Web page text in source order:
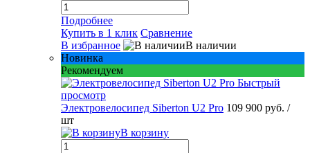
Подробнее
Купить в 1 клик Сравнение
В избранное
В наличии
Новинка
Рекомендуем
Быстрый
просмотр
Электровелосипед Siberton U2 Pro 109 900 руб. /
шт
В корзину